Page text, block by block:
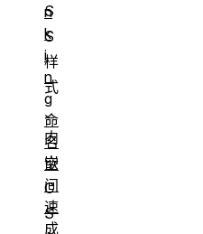
S
S
样
式
、
内
嵌
C
S
n
k
i
n
g
命
名
空
间
速
成